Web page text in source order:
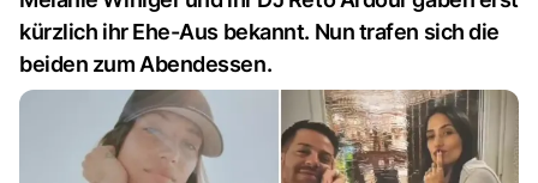
kürzlich ihr Ehe-Aus bekannt. Nun trafen sich die
beiden zum Abendessen.